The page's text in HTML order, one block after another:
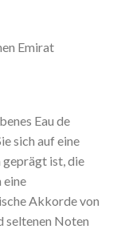
Emirat
Eau de
sich auf eine
geprägt ist, die
eine
Akkorde von
seltenen Noten